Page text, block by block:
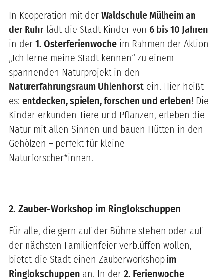
In Kooperation mit der Waldschule Mülheim an
der Ruhr lädt die Stadt Kinder von 6 bis 10 Jahren
in der 1. Osterferienwoche im Rahmen der Aktion
„Ich lerne meine Stadt kennen“ zu einem
spannenden Naturprojekt in den
Naturerfahrungsraum Uhlenhorst ein. Hier heißt
es: entdecken, spielen, forschen und erleben! Die
Kinder erkunden Tiere und Pflanzen, erleben die
Natur mit allen Sinnen und bauen Hütten in den
Gehölzen – perfekt für kleine
Naturforscher*innen.
2. Zauber-Workshop im Ringlokschuppen
Für alle, die gern auf der Bühne stehen oder auf
der nächsten Familienfeier verblüffen wollen,
bietet die Stadt einen Zauberworkshop im
Ringlokschuppen an. In der 2. Ferienwoche